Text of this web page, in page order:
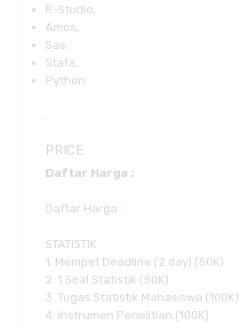
R-Studio,
Amos,
Sas,
Stata,
Python.
PRICE
Daftar Harga :
Daftar Harga :
STATISTIK
1. Mempet Deadline (2 day) (50K)
2. 1 Soal Statistik (50K)
3. Tugas Statistik Mahasiswa (100K)
4. Instrumen Penelitian (100K)